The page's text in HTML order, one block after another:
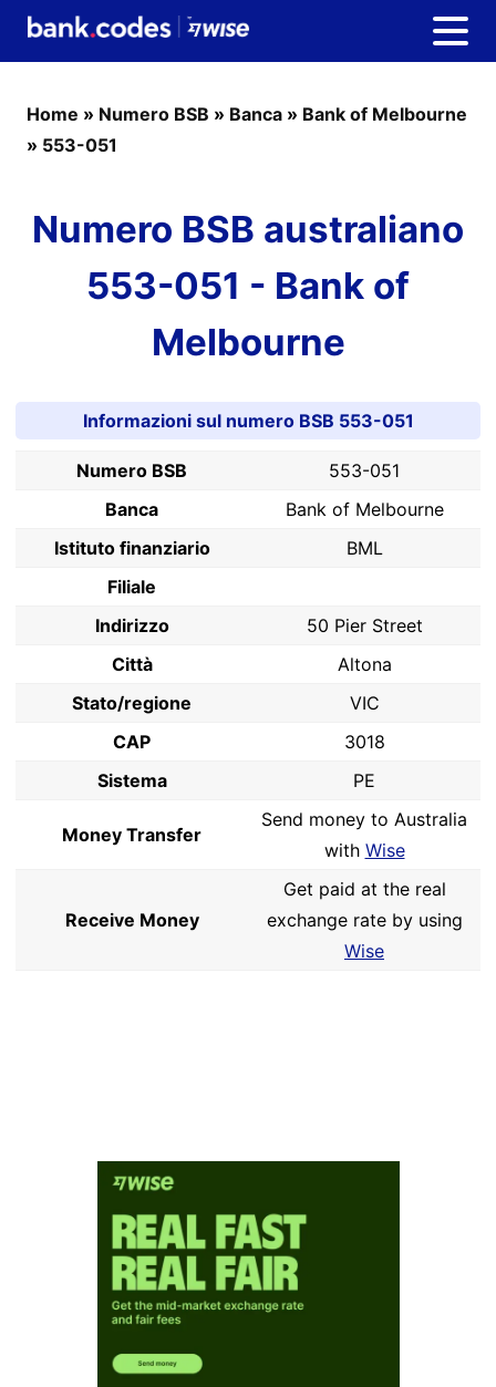
Home » Numero BSB » Banca » Bank of Melbourne
» 553-051
Numero BSB australiano
553-051 - Bank of
Melbourne
Informazioni sul numero BSB 553-051
Numero BSB
553-051
Banca
Bank of Melbourne
Istituto finanziario
BML
Filiale
Indirizzo
50 Pier Street
Città
Altona
Stato/regione
VIC
CAP
3018
Sistema
PE
Money Transfer
Send money to Australia
with Wise
Receive Money
Get paid at the real
exchange rate by using
Wise